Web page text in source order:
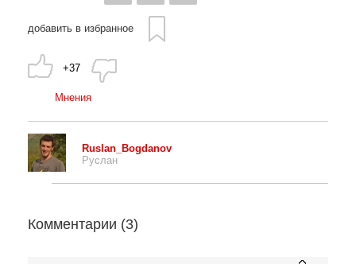
добавить в избранное
+37
Мнения
Ruslan_Bogdanov
Руслан
Комментарии (3)